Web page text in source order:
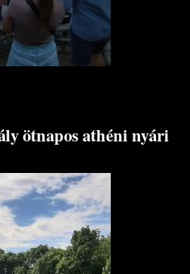
ötnapos athéni nyári